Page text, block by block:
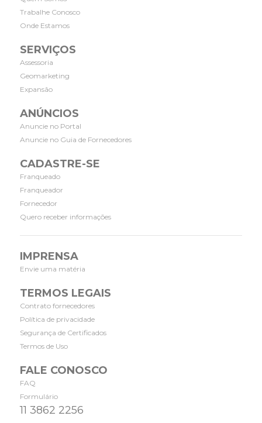
Trabalhe Conosco
Onde Estamos
SERVIÇOS
Assessoria
Geomarketing
Expansão
ANÚNCIOS
Anuncie no Portal
Anuncie no Guia de Fornecedores
CADASTRE-SE
Franqueado
Franqueador
Fornecedor
Quero receber informações
IMPRENSA
Envie uma matéria
TERMOS LEGAIS
Contrato fornecedores
Política de privacidade
Segurança de Certificados
Termos de Uso
FALE CONOSCO
FAQ
Formulário
11 3862 2256